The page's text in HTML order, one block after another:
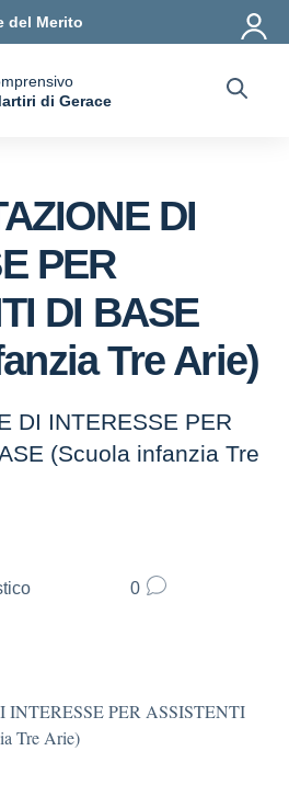
del Merito
di Gerace
DI
PER
DI BASE
Tre Arie)
DI INTERESSE PER
(Scuola infanzia Tre
0
PER ASSISTENTI
Tre Arie)